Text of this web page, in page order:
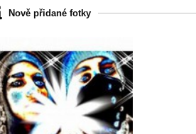
Nově přidané fotky